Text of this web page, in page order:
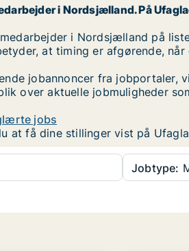
i Nordsjælland. På
i Nordsjælland på
at timing er afgørende, når
jobannoncer fra
over aktuelle jobmuligheder
jobs
at få dine stillinger vist på
Jobtype: